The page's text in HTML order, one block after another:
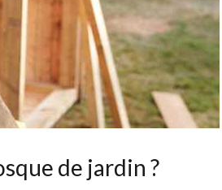
de jardin ?